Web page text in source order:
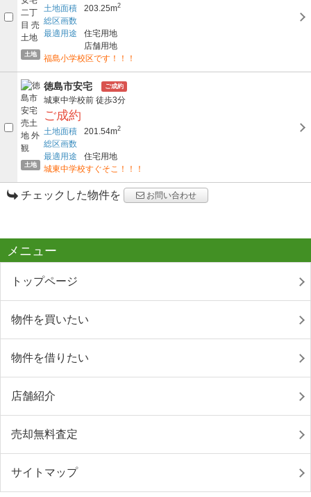
土地
土地面積 203.25m2
総区画数
最適用途
住宅用地
店舗用地
福島小学校区です！！！
土地
徳島市安宅 ご成約
城東中学校前 徒歩3分
ご成約
土地面積 201.54m2
総区画数
最適用途
住宅用地
城東中学校すぐそこ！！！
チェックした物件を お問い合わせ
メニュー
トップページ
物件を買いたい
物件を借りたい
店舗紹介
売却無料査定
サイトマップ